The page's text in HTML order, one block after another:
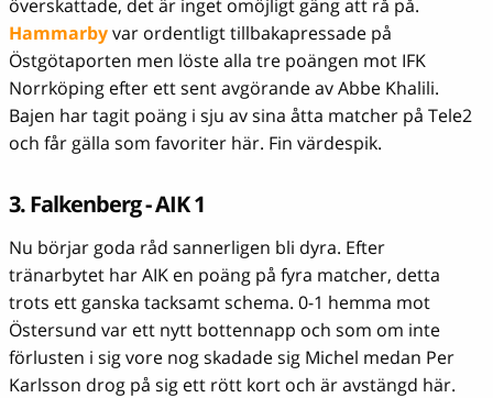
överskattade, det är inget omöjligt gäng att rå på.
Hammarbyvar ordentligt tillbakapressade på
Östgötaporten men löste alla tre poängen mot IFK
Norrköping efter ett sent avgörande av Abbe Khalili.
Bajen har tagit poäng i sju av sina åtta matcher på Tele2
och får gälla som favoriter här. Fin värdespik.
3. Falkenberg - AIK 1
Nu börjar goda råd sannerligen bli dyra. Efter
tränarbytet har AIK en poäng på fyra matcher, detta
trots ett ganska tacksamt schema. 0-1 hemma mot
Östersund var ett nytt bottennapp och som om inte
förlusten i sig vore nog skadade sig Michel medan Per
Karlsson drog på sig ett rött kort och är avstängd här.